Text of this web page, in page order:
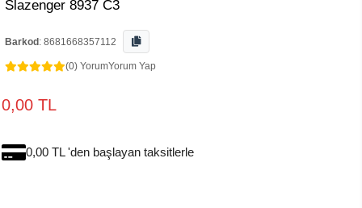
Slazenger 8937 C3
Barkod : 8681668357112
(0) YorumYorum Yap
0,00 TL
0,00 TL 'den başlayan taksitlerle